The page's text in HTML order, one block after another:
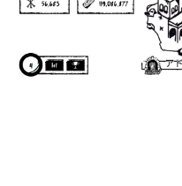
若ゲのいた
『うつヌケ』『
一先生によるゲ